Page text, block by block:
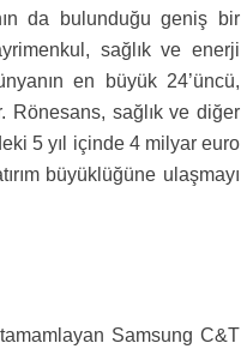
da bulunduğu geniş bir
sağlık ve enerji
en büyük 24’üncü,
Rönesans, sağlık ve diğer
5 yıl içinde 4 milyar euro
büyüklüğüne ulaşmayı
Samsung C&T